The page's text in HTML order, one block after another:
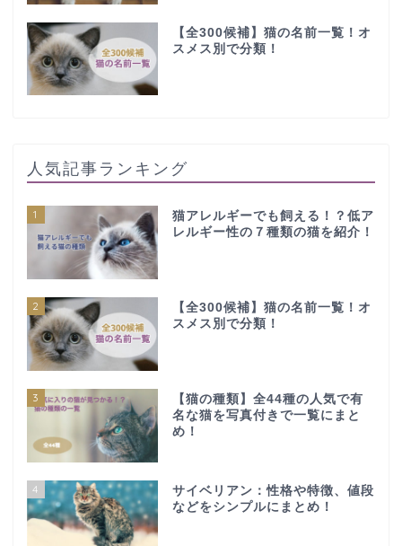
【全300候補】猫の名前一覧！オ
スメス別で分類！
人気記事ランキング
1
猫アレルギーでも飼える！？低ア
レルギー性の７種類の猫を紹介！
2
【全300候補】猫の名前一覧！オ
スメス別で分類！
3
【猫の種類】全44種の人気で有
名な猫を写真付きで一覧にまと
め！
4
サイベリアン：性格や特徴、値段
などをシンプルにまとめ！